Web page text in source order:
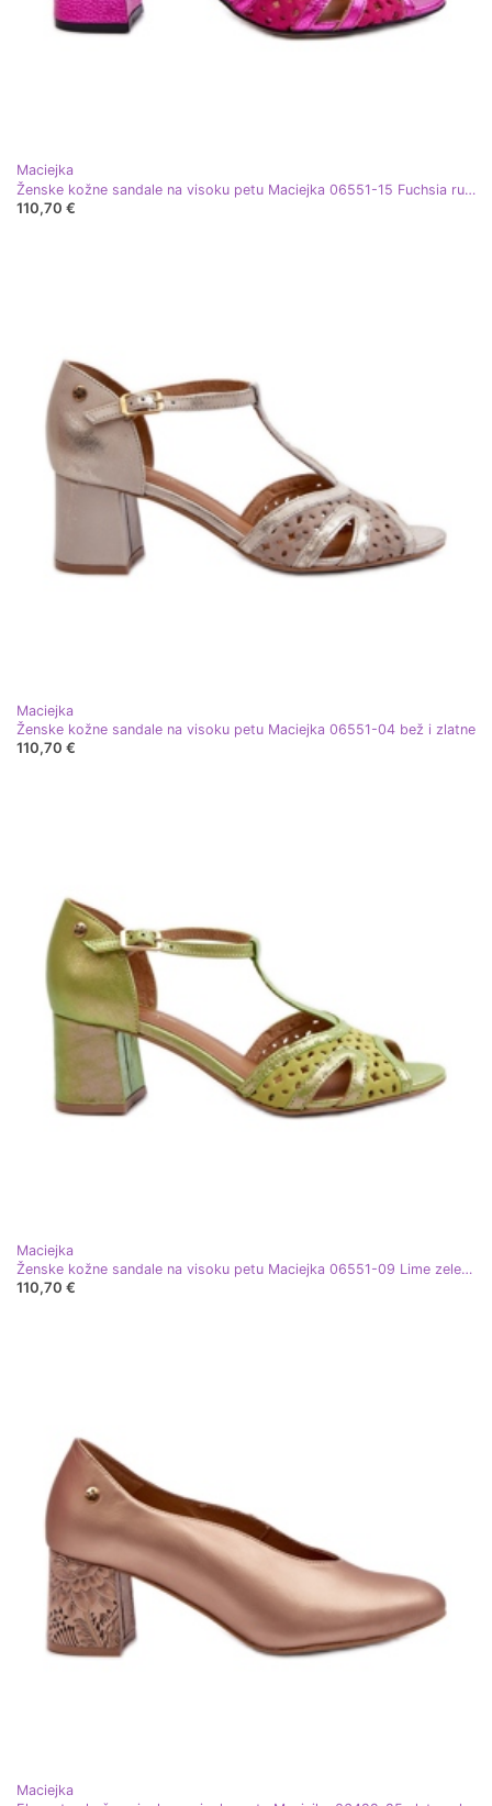
Maciejka
Ženske kožne sandale na visoku petu Maciejka 06551-15 Fuchsia ružičasta
110,70 €
Maciejka
Ženske kožne sandale na visoku petu Maciejka 06551-04 bež i zlatne
110,70 €
Maciejka
Ženske kožne sandale na visoku petu Maciejka 06551-09 Lime zelena
110,70 €
Maciejka